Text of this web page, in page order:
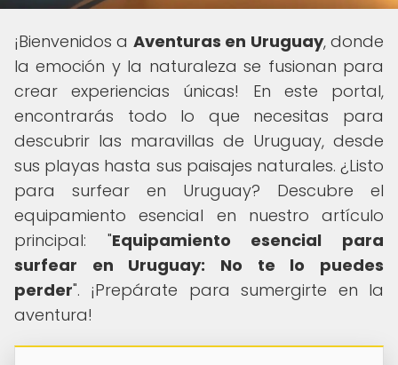
¡Bienvenidos a Aventuras en Uruguay, donde
la emoción y la naturaleza se fusionan para
crear experiencias únicas! En este portal,
encontrarás todo lo que necesitas para
descubrir las maravillas de Uruguay, desde
sus playas hasta sus paisajes naturales. ¿Listo
para surfear en Uruguay? Descubre el
equipamiento esencial en nuestro artículo
principal: "Equipamiento esencial para
surfear en Uruguay: No te lo puedes
perder". ¡Prepárate para sumergirte en la
aventura!